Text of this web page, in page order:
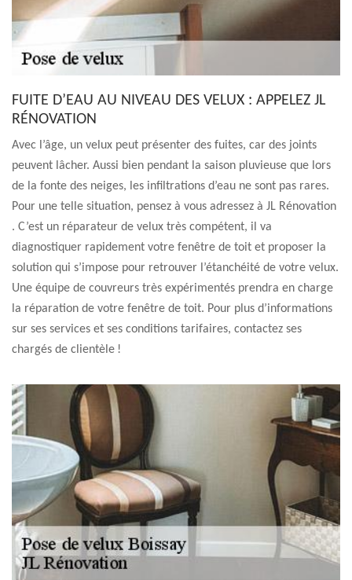
FUITE D’EAU AU NIVEAU DES VELUX : APPELEZ JL
RÉNOVATION
Avec l’âge, un velux peut présenter des fuites, car des joints
peuvent lâcher. Aussi bien pendant la saison pluvieuse que lors
de la fonte des neiges, les infiltrations d’eau ne sont pas rares.
Pour une telle situation, pensez à vous adressez à JL Rénovation
. C’est un réparateur de velux très compétent, il va
diagnostiquer rapidement votre fenêtre de toit et proposer la
solution qui s’impose pour retrouver l’étanchéité de votre velux.
Une équipe de couvreurs très expérimentés prendra en charge
la réparation de votre fenêtre de toit. Pour plus d’informations
sur ses services et ses conditions tarifaires, contactez ses
chargés de clientèle !